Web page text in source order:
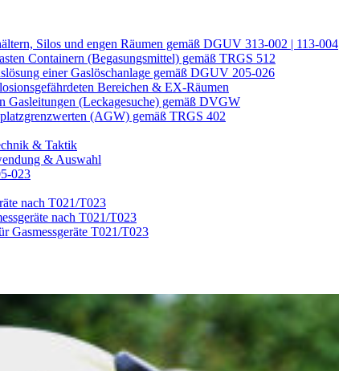
Silos und engen Räumen gemäß DGUV 313-002 | 113-004
Containern (Begasungsmittel) gemäß TRGS 512
einer Gaslöschanlage gemäß DGUV 205-026
Bereichen & EX-Räumen
Gasleitungen (Leckagesuche) gemäß DVGW
(AGW) gemäß TRGS 402
& Taktik
& Auswahl
023
nach T021/T023
nach T021/T023
Gasmessgeräte T021/T023